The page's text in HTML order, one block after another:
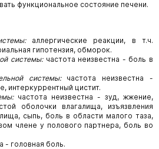
функциональное состояние печени.
аллергические реакции, в т.ч.
гипотензия, обморок.
системы:частота неизвестна - боль в
системы:частота неизвестна -
интеркуррентный цистит.
частота неизвестна - зуд, жжение,
оболочки влагалища, изъязвления
сыпь, боль в области малого таза,
члене у полового партнера, боль во
- головная боль.